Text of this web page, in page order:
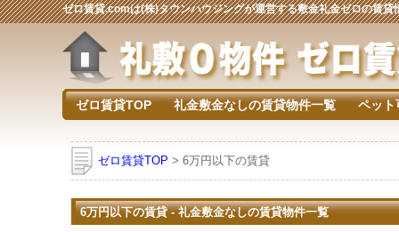
ゼロ賃貸.comは(株)タウンハウジングが運営する敷金礼金ゼロの賃貸
ゼロ賃貸TOP 礼金敷金なしの賃貸物件一覧 ペット
ゼロ賃貸TOP > 6万円以下の賃貸
6万円以下の賃貸 - 礼金敷金なしの賃貸物件一覧